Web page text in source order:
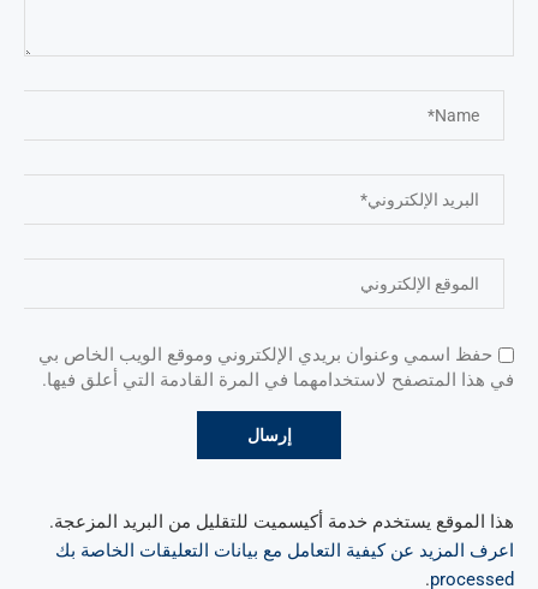
حفظ اسمي وعنوان بريدي الإلكتروني وموقع الويب الخاص بي
في هذا المتصفح لاستخدامهما في المرة القادمة التي أعلق فيها.
هذا الموقع يستخدم خدمة أكيسميت للتقليل من البريد المزعجة.
اعرف المزيد عن كيفية التعامل مع بيانات التعليقات الخاصة بك
processed
.